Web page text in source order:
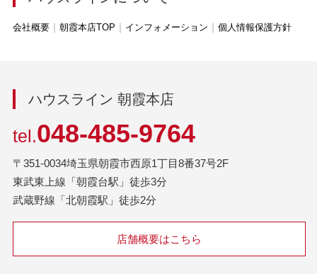
会社概要 朝霞本店TOP インフォメーション 個人情報保護方針
ハウスライン 朝霞本店
tel.048-485-9764
〒351-0034埼玉県朝霞市西原1丁目8番37号2F
東武東上線「朝霞台駅」徒歩3分
武蔵野線「北朝霞駅」徒歩2分
店舗概要はこちら